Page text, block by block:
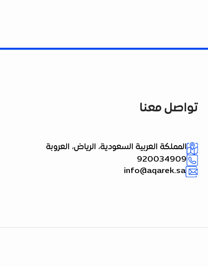
تواصل معنا
المملكة العربية السعودية، الرياض، العروبة
920034909
info@aqarek.sa